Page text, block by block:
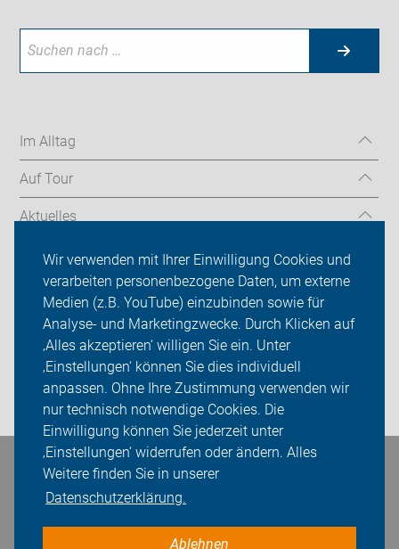
Wir verwenden mit Ihrer Einwilligung Cookies und
verarbeiten personenbezogene Daten, um externe
Medien (z.B. YouTube) einzubinden sowie für
Analyse- und Marketingzwecke. Durch Klicken auf
‚Alles akzeptieren‘ willigen Sie ein. Unter
‚Einstellungen‘ können Sie dies individuell
anpassen. Ohne Ihre Zustimmung verwenden wir
nur technisch notwendige Cookies. Die
Einwilligung können Sie jederzeit unter
‚Einstellungen‘ widerrufen oder ändern. Alles
Weitere finden Sie in unserer
Datenschutzerklärung.
Ablehnen
Im Alltag
Auf Tour
Aktuelles
Über uns
Mitgliedschaft
Fachwissen
Presse
Login
Bleiben Sie in Kontakt